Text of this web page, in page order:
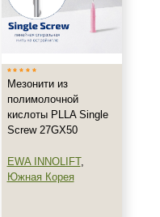
Мезонити из
полимолочной
кислоты PLLA Single
Screw 27GX50
EWA INNOLIFT,
Южная Корея
89
09-89